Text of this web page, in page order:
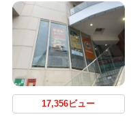
17,356ビュー